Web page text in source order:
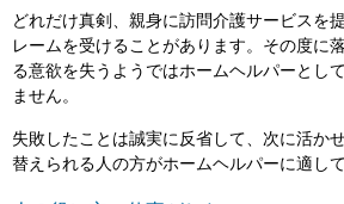
どれだけ真剣、親身に訪問介護サービスを
レームを受けることがあります。その度に
る意欲を失うようではホームヘルパーとし
ません。
失敗したことは誠実に反省して、次に活か
替えられる人の方がホームヘルパーに適して